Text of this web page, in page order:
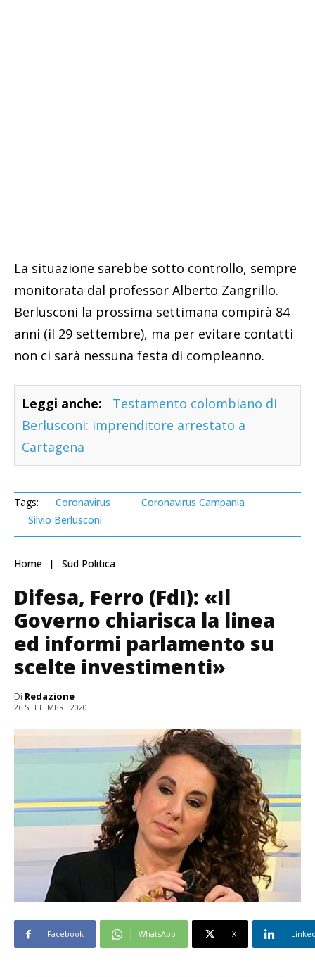
La situazione sarebbe sotto controllo, sempre
monitorata dal professor Alberto Zangrillo.
Berlusconi la prossima settimana compirà 84
anni (il 29 settembre), ma per evitare contatti
non ci sarà nessuna festa di compleanno.
Leggi anche:
Testamento colombiano di
Berlusconi: imprenditore arrestato a
Cartagena
Tags: Coronavirus
Coronavirus Campania
Silvio Berlusconi
Home Sud Politica
Difesa, Ferro (FdI): «Il
Governo chiarisca la linea
ed informi parlamento su
scelte investimenti»
Di Redazione
26 SETTEMBRE 2020
Facebook WhatsApp X